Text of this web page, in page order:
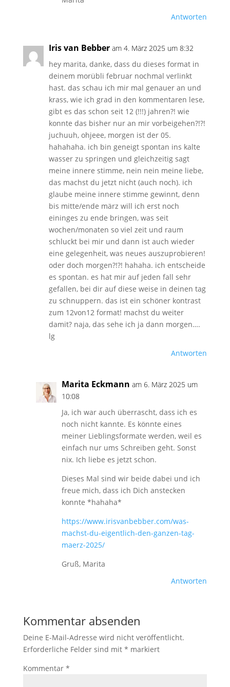
Antworten
Iris van Bebber am 4. März 2025 um 8:32
hey marita, danke, dass du dieses format in
deinem morübli februar nochmal verlinkt
hast. das schau ich mir mal genauer an und
krass, wie ich grad in den kommentaren lese,
gibt es das schon seit 12 (!!!) jahren?! wie
konnte das bisher nur an mir vorbeigehen?!?!
juchuuh, ohjeee, morgen ist der 05.
hahahaha. ich bin geneigt spontan ins kalte
wasser zu springen und gleichzeitig sagt
meine innere stimme, nein nein meine liebe,
das machst du jetzt nicht (auch noch). ich
glaube meine innere stimme gewinnt, denn
bis mitte/ende märz will ich erst noch
eininges zu ende bringen, was seit
wochen/monaten so viel zeit und raum
schluckt bei mir und dann ist auch wieder
eine gelegenheit, was neues auszuprobieren!
oder doch morgen?!?! hahaha. ich entscheide
es spontan. es hat mir auf jeden fall sehr
gefallen, bei dir auf diese weise in deinen tag
zu schnuppern. das ist ein schöner kontrast
zum 12von12 format! machst du weiter
damit? naja, das sehe ich ja dann morgen….
lg
Antworten
Marita Eckmann am 6. März 2025 um
10:08
Ja, ich war auch überrascht, dass ich es
noch nicht kannte. Es könnte eines
meiner Lieblingsformate werden, weil es
einfach nur ums Schreiben geht. Sonst
nix. Ich liebe es jetzt schon.
Dieses Mal sind wir beide dabei und ich
freue mich, dass ich Dich anstecken
konnte *hahaha*
https://www.irisvanbebber.com/was-
machst-du-eigentlich-den-ganzen-tag-
maerz-2025/
Gruß, Marita
Antworten
Kommentar absenden
Deine E-Mail-Adresse wird nicht veröffentlicht.
Erforderliche Felder sind mit * markiert
Kommentar *